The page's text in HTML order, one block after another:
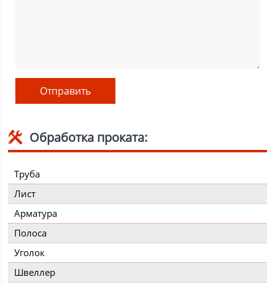
Обработка проката:
Труба
Лист
Арматура
Полоса
Уголок
Швеллер